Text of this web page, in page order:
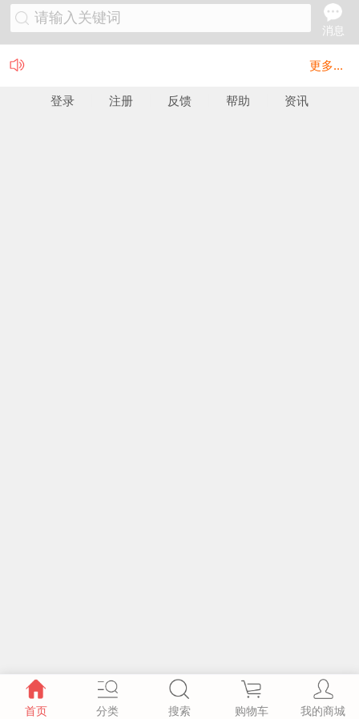
请输入关键词
消息
更多...
登录 注册 反馈 帮助 资讯
首页 分类 搜索 购物车 我的商城